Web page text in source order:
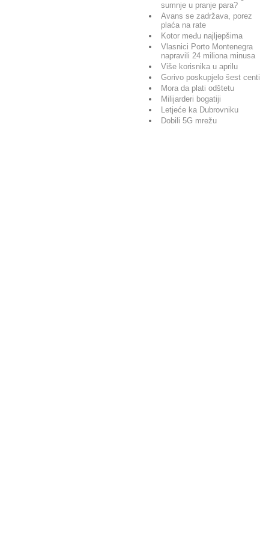
sumnje u pranje para?
Avans se zadržava, porez
plaća na rate
Kotor među najljepšima
Vlasnici Porto Montenegra
napravili 24 miliona minusa
Više korisnika u aprilu
Gorivo poskupjelo šest centi
Mora da plati odštetu
Milijarderi bogatiji
Letjeće ka Dubrovniku
Dobili 5G mrežu